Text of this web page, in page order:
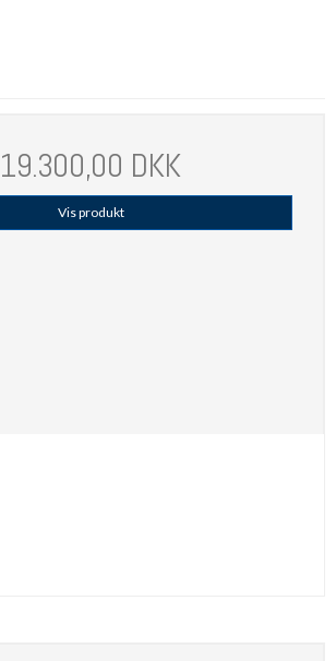
19.300,00 DKK
Vis produkt